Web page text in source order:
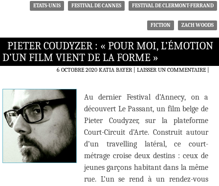
ETATS-UNIS FESTIVAL DE CANNES FESTIVAL DE CLERMONT-FERRAND
FICTION ZACH WOODS
PIETER COUDYZER : « POUR MOI, L’ÉMOTION
D’UN FILM VIENT DE LA FORME »
6 OCTOBRE 2020 KATIA BAYER LAISSER UN COMMENTAIRE|
Au dernier Festival d’Annecy, on a
découvert Le Passant, un film belge de
Pieter Coudyzer, sur la plateforme
Court-Circuit d’Arte. Construit autour
d’un travelling latéral, ce court-
métrage croise deux destins : ceux de
jeunes garçons habitant dans la même
rue. L’un se rend à un rendez-vous